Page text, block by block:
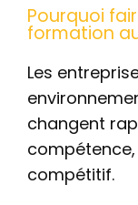
Pourquoi
formation
Les
changent
compétitif.